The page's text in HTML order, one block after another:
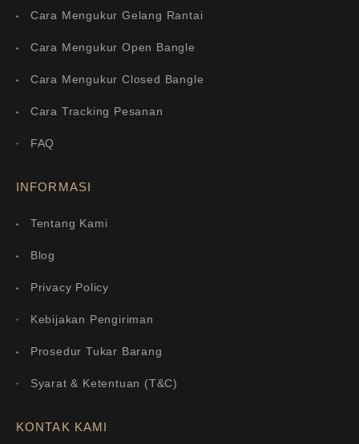
Cara Mengukur Gelang Rantai
Cara Mengukur Open Bangle
Cara Mengukur Closed Bangle
Cara Tracking Pesanan
FAQ
INFORMASI
Tentang Kami
Blog
Privacy Policy
Kebijakan Pengiriman
Prosedur Tukar Barang
Syarat & Ketentuan (T&C)
KONTAK KAMI